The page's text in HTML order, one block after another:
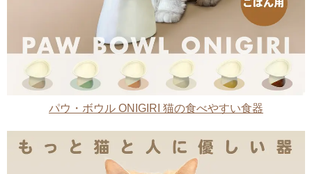
パウ・ボウル ONIGIRI 猫の食べやすい食器